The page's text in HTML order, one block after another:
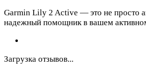
Garmin Lily 2 Active — это не просто
надежный помощник в вашем
Загрузка отзывов...